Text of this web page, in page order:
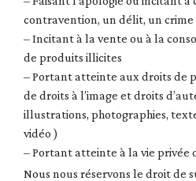
contravention, un délit, un
– Incitant à la vente ou à la
de produits illicites
– Portant atteinte aux droits de
de droits à l’image et droits
illustrations, photographies,
vidéo )
– Portant atteinte à la vie privée
Nous nous réservons le droit de